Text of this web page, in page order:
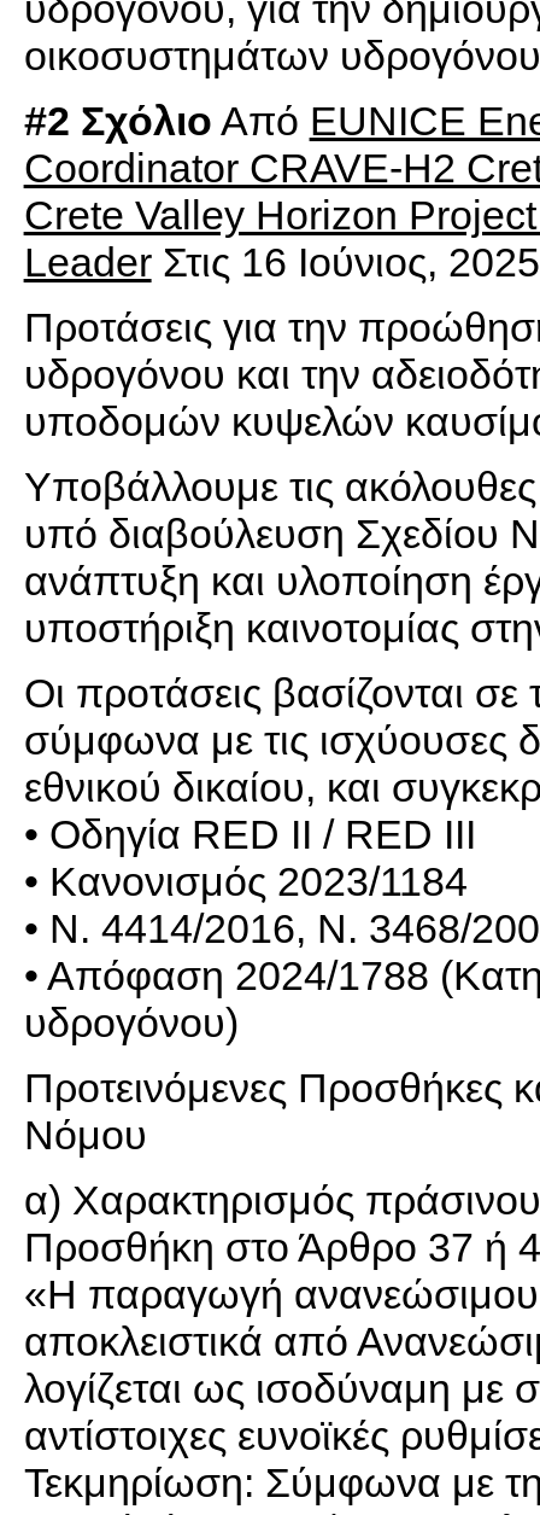
οικοσυστημάτων
#2 Σχόλιο Από EUNICE
Coordinator CRAVE-H2
Crete Valley Horizon
LeaderΣτις 16 Ιούνιος,
Προτάσεις για την
υδρογόνου και την
υποδομών κυψελών
Υποβάλλουμε τις
υπό διαβούλευση Σχεδίου
ανάπτυξη και υλοποίηση
υποστήριξη καινοτομίας
Οι προτάσεις βασίζονται σε
σύμφωνα με τις ισχύουσες
εθνικού δικαίου, και
• Οδηγία RED II / RED III
• Κανονισμός 2023/1184
• Ν. 4414/2016, Ν. 3468/
• Απόφαση 2024/1788
υδρογόνου)
Προτεινόμενες Προσθήκες
Νόμου
α) Χαρακτηρισμός
Προσθήκη στο Άρθρο 37 ή
«Η παραγωγή ανανεώσιμου
αποκλειστικά από
λογίζεται ως ισοδύναμη με
αντίστοιχες ευνοϊκές
Τεκμηρίωση: Σύμφωνα με